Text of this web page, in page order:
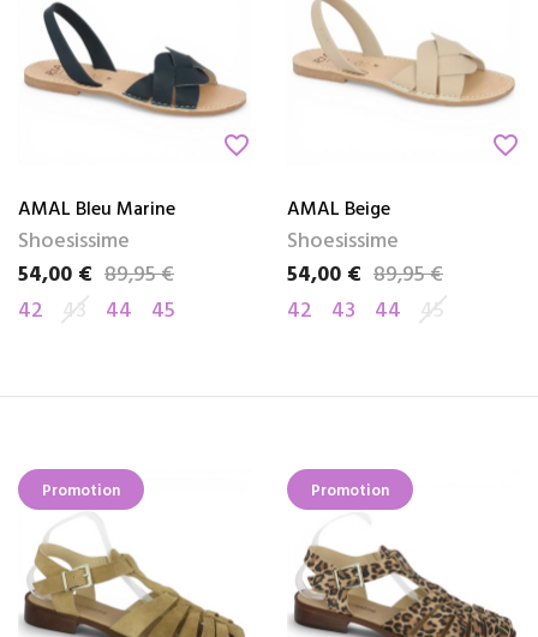
favorite_border
AMAL Bleu Marine
Shoesissime
Prix
54,00 €
Prix de base89,95 €
42 43 44 45
favorite_border
AMAL Beige
Shoesissime
Prix
54,00 €
Prix de base89,95 €
42
43 44 45
Promotion Promotion